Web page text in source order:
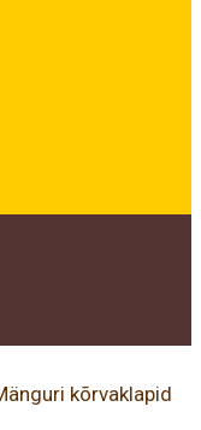
kõrvaklapid